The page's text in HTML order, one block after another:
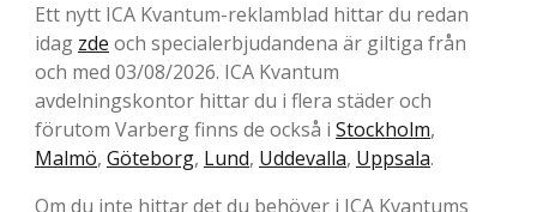
Ett nytt ICA Kvantum-reklamblad hittar du redan
idag zde och specialerbjudandena är giltiga från
och med 03/08/2026. ICA Kvantum
avdelningskontor hittar du i flera städer och
förutom Varberg finns de också i Stockholm,
Malmö, Göteborg, Lund, Uddevalla, Uppsala.
Om du inte hittar det du behöver i ICA Kvantums